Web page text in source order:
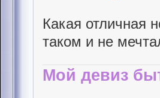
Какая отличная
таком и не
Мой девиз